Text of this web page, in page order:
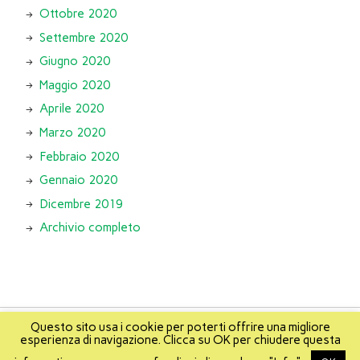
Ottobre 2020
Settembre 2020
Giugno 2020
Maggio 2020
Aprile 2020
Marzo 2020
Febbraio 2020
Gennaio 2020
Dicembre 2019
Archivio completo
About Info About Mikis Mappa del sito
Questo sito usa i cookie per poterti offrire una migliore
esperienza di navigazione. Clicca su OK per chiudere questa